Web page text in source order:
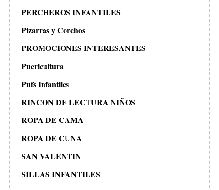
PERCHEROS INFANTILES
Pizarras y Corchos
PROMOCIONES INTERESANTES
Puericultura
Pufs Infantiles
RINCON DE LECTURA NIÑOS
ROPA DE CAMA
ROPA DE CUNA
SAN VALENTIN
SILLAS INFANTILES